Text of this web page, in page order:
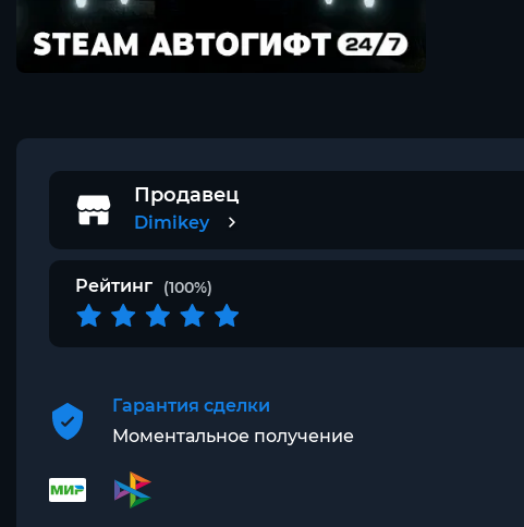
Продавец
Dimikey
Рейтинг (100%)
Гарантия сделки
Моментальное получение